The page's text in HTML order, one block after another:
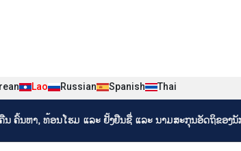
Lao Russian Spanish Thai
ນ ຄົ້ນຫາ, ທ້ອນໂຮມ ແລະ ຢັ້ງຢືນຊື່ ແລະ ນາມສະກຸນອັດຖິຂອງ